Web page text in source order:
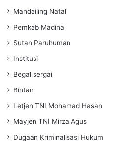
Mandailing Natal
Pemkab Madina
Sutan Paruhuman
Institusi
Begal sergai
Bintan
Letjen TNI Mohamad Hasan
Mayjen TNI Mirza Agus
Dugaan Kriminalisasi Hukum